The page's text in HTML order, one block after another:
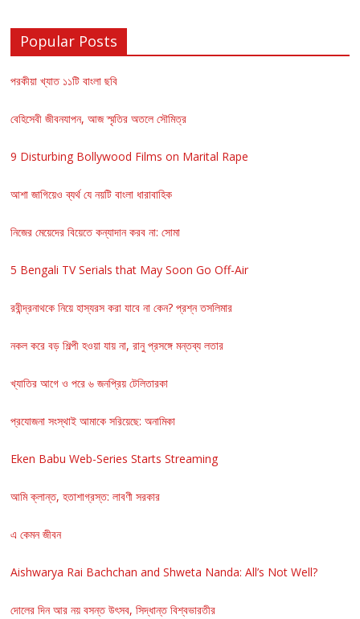
Popular Posts
পরকীয়া খ্যাত ১১টি বাংলা ছবি
বেহিসেবী জীবনযাপন, আজ স্মৃতির অতলে সৌমিত্র
9 Disturbing Bollywood Films on Marital Rape
আশা জাগিয়েও ব্যর্থ যে নয়টি বাংলা ধারাবাহিক
নিজের মেয়েদের বিয়েতে কন্যাদান করব না: সোমা
5 Bengali TV Serials that May Soon Go Off-Air
রবীন্দ্রনাথকে নিয়ে হাস্যরস করা যাবে না কেন? প্রশ্ন তসলিমার
নকল করে বড় শিল্পী হওয়া যায় না, রানু প্রসঙ্গে মন্তব্য লতার
খ্যাতির আগে ও পরে ৬ জনপ্রিয় টেলিতারকা
প্রযোজনা সংস্থাই আমাকে সরিয়েছে: অনামিকা
Eken Babu Web-Series Starts Streaming
আমি ক্লান্ত, হতাশাগ্রস্ত: লাবণী সরকার
এ কেমন জীবন
Aishwarya Rai Bachchan and Shweta Nanda: All’s Not Well?
দোলের দিন আর নয় বসন্ত উৎসব, সিদ্ধান্ত বিশ্বভারতীর